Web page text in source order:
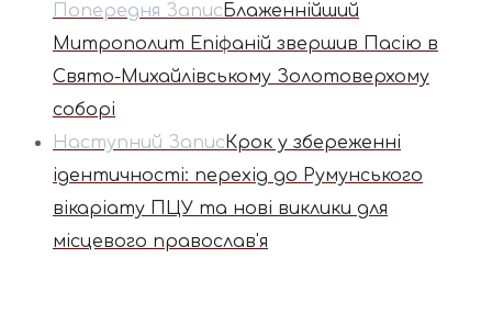
Попередня Запис Блаженнійший
Митрополит Епіфаній звершив Пасію в
Свято-Михайлівському Золотоверхому
соборі
Наступний ЗаписКрок у збереженні
ідентичності: перехід до Румунського
вікаріату ПЦУ та нові виклики для
місцевого православ'я